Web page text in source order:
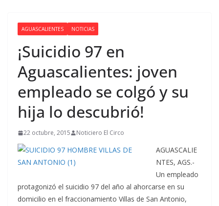
AGUASCALIENTES NOTICIAS
¡Suicidio 97 en
Aguascalientes: joven
empleado se colgó y su
hija lo descubrió!
22 octubre, 2015 Noticiero El Circo
AGUASCALIE
NTES, AGS.-
Un empleado
protagonizó el suicidio 97 del año al ahorcarse en su
domicilio en el fraccionamiento Villas de San Antonio,